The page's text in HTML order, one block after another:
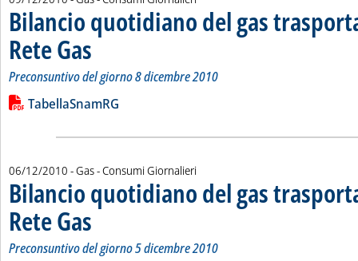
Bilancio quotidiano del gas
Rete Gas . Sottotitolo: Preconsuntivo del giorno 8 dicembre 2010
. Pubblicata giovedì 09 dicembre 2010 alle 13.17.
Preconsuntivo del giorno 8 dicembre 2010
Leggi tutta la notizia: 'Bilancio quotidiano del gas
Lista allegati PDF alla notizia
TabellaSnamRG
06/12/2010 - Gas - Consumi Giornalieri
Bilancio quotidiano del gas
Rete Gas . Sottotitolo: Preconsuntivo del giorno 5 dicembre 2010
. Pubblicata lunedì 06 dicembre 2010 alle 15.17.
Preconsuntivo del giorno 5 dicembre 2010